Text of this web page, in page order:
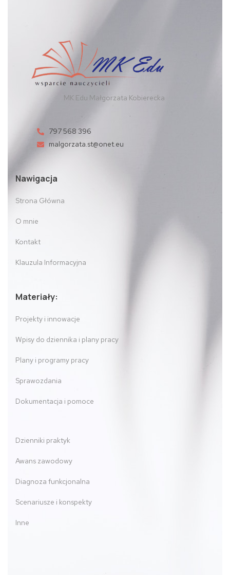
MK Edu Małgorzata Kobierecka
797 568 396
malgorzata.st@onet.eu
Nawigacja
Strona Główna
O mnie
Kontakt
Klauzula Informacyjna
Materiały:
Projekty i innowacje
Wpisy do dziennika i plany pracy
Plany i programy pracy
Sprawozdania
Dokumentacja i pomoce
Dzienniki praktyk
Awans zawodowy
Diagnoza funkcjonalna
Scenariusze i konspekty
Inne